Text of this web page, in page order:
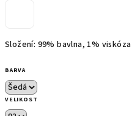
Složení: 99% bavlna, 1% viskóza
BARVA
VELIKOST